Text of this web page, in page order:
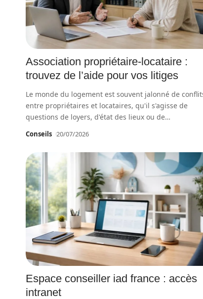
Association propriétaire-locataire :
trouvez de l’aide pour vos litiges
Le monde du logement est souvent jalonné de
entre propriétaires et locataires, qu'il s'agisse de
questions de loyers, d'état des lieux ou de…
Conseils 20/07/2026
Espace conseiller iad france : accès
intranet